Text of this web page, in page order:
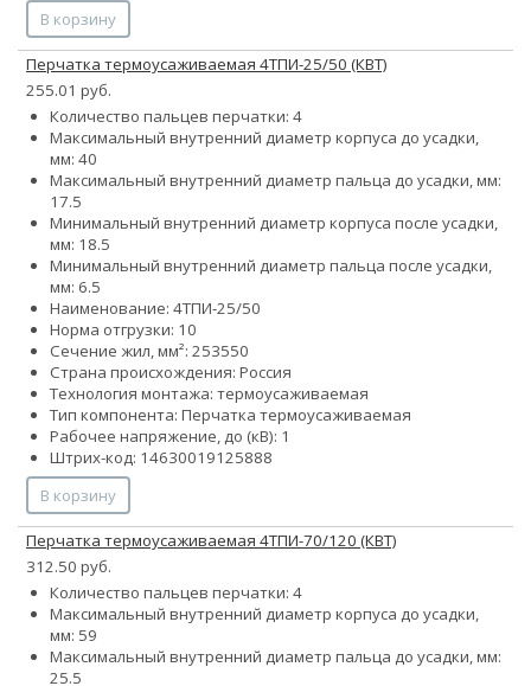
В корзину
Перчатка термоусаживаемая 4ТПИ-25/50 (КВТ)
255.01 руб.
Количество пальцев перчатки: 4
Максимальный внутренний диаметр корпуса до усадки,
мм: 40
Максимальный внутренний диаметр пальца до усадки, мм:
17.5
Минимальный внутренний диаметр корпуса после усадки,
мм: 18.5
Минимальный внутренний диаметр пальца после усадки,
мм: 6.5
Наименование: 4ТПИ-25/50
Норма отгрузки: 10
Сечение жил, мм²: 253550
Страна происхождения: Россия
Технология монтажа: термоусаживаемая
Тип компонента: Перчатка термоусаживаемая
Рабочее напряжение, до (кВ): 1
Штрих-код: 14630019125888
В корзину
Перчатка термоусаживаемая 4ТПИ-70/120 (КВТ)
312.50 руб.
Количество пальцев перчатки: 4
Максимальный внутренний диаметр корпуса до усадки,
мм: 59
Максимальный внутренний диаметр пальца до усадки, мм:
25.5